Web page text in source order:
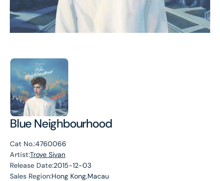
Blue Neighbourhood
Cat No.:4760066
Artist:Troye Sivan
Release Date:2015-12-03
Sales Region:Hong Kong,Macau